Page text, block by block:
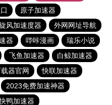
原子加速器
风加速度器
外网网址导航
器 哔咔漫画
瑞乐小说
飞鱼加速器
白鲸加速器
器官网
快联加速器
2023免费加速神器
鸭加速器